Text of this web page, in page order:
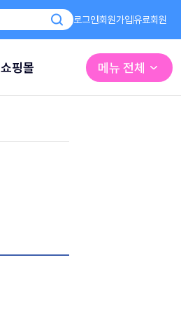
로그인회원가입유료회원
쇼핑몰 메뉴 전체